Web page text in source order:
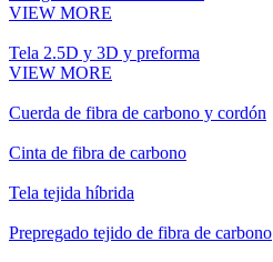
VIEW MORE
Tela 2.5D y 3D y preforma
VIEW MORE
Cuerda de fibra de carbono y cordón
Cinta de fibra de carbono
Tela tejida híbrida
Prepregado tejido de fibra de carbono